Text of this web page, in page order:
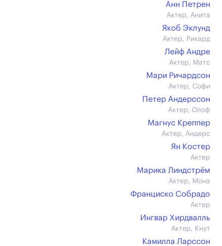
Анн Петрен
Актер, Анита
Якоб Эклунд
Актер, Рикард
Лейф Андре
Актер, Матс
Мари Ричардсон
Актер, Софи
Петер Андерссон
Актер, Олоф
Магнус Креппер
Актер, Андерс
Ян Костер
Актер
Марика Линдстрём
Актер, Мона
Франциско Собрадо
Актер
Ингвар Хирдвалль
Актер, Кнут
Камилла Ларссон